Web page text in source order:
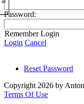
Password:
Remember Login
Login Cancel
Reset Password
Copyright 2026 by
Terms Of Use